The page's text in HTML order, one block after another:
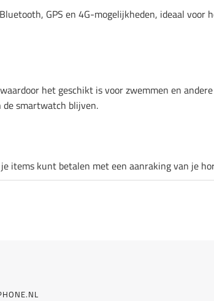
GPS en 4G-mogelijkheden, ideaal
het geschikt is voor zwemmen en
smartwatch blijven.
items kunt betalen met een aanraking van je